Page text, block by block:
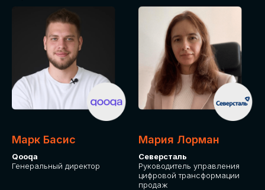
Марк Басис
Qooqa
Генеральный директор
Мария Лорман
Северсталь
Руководитель управления
цифровой трансформации
продаж
СРЕДИ ПАРТНЕРОВ
МЕРОПРИЯТИЯ